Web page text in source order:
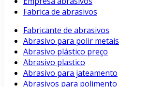
Fabrica de abrasivos
Fabricante de abrasivos
Abrasivo para polir metais
Abrasivo plástico preço
Abrasivo plastico
Abrasivo para jateamento
Abrasivos para polimento